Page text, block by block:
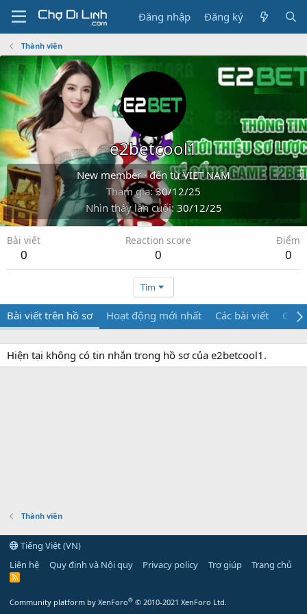
Đăng nhập Đăng ký
Thành viên
e2betcool1
New member · đến từ VIET NAM
Tham gia 30/12/25
Nhìn thấy lần cuối 30/12/25
Bài viết
0
Reaction score
0
Điểm
0
Tìm
Bài viết trên hồ sơ Hoạt động mới nhất Các bài viết Giới
Hiện tại không có tin nhắn trong hồ sơ của e2betcool1.
Thành viên
Tiếng Việt (VN)
Liên hệ
Quy định và Nội quy Privacy policy Trợ giúp Trang chủ
R
Community platform by XenForo® © 2010-2021 XenForo Ltd.